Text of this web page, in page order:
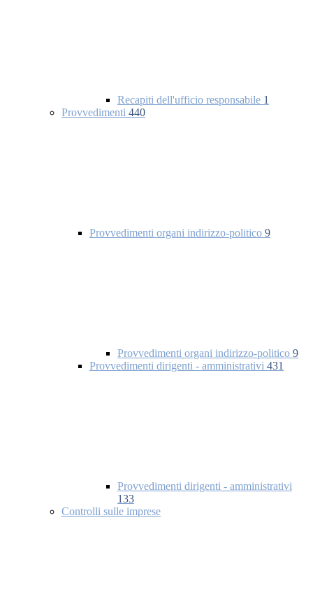
Recapiti dell'ufficio responsabile 1
Provvedimenti 440
Provvedimenti organi indirizzo-politico 9
Provvedimenti organi indirizzo-politico 9
Provvedimenti dirigenti - amministrativi 431
Provvedimenti dirigenti - amministrativi
133
Controlli sulle imprese